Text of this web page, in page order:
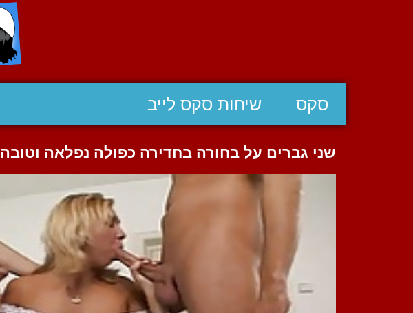
סקס שיחות סקס לייב
שני גברים על בחורה בחדירה כפולה נפלאה וטובה